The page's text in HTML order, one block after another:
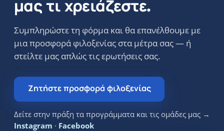
μας τι χρειάζεστε.
Συμπληρώστε τη φόρμα και θα επανέλθουμε με
μια προσφορά φιλοξενίας στα μέτρα σας — ή
στείλτε μας απλώς τις ερωτήσεις σας.
Ζητήστε προσφορά φιλοξενίας
Δείτε στην πράξη τα προγράμματα και τις ομάδες μας →
Instagram · Facebook